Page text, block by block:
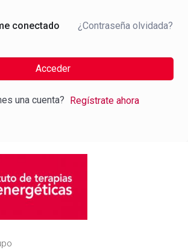
conectado ¿Contraseña olvidada?
Acceder
una cuenta? Regístrate ahora